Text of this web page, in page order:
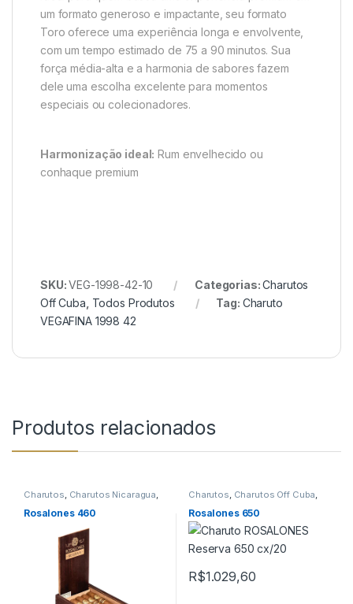
um formato generoso e impactante, seu formato
Toro oferece uma experiência longa e envolvente,
com um tempo estimado de 75 a 90 minutos. Sua
força média-alta e a harmonia de sabores fazem
dele uma escolha excelente para momentos
especiais ou colecionadores.
Harmonização ideal: Rum envelhecido ou
conhaque premium
SKU:VEG-1998-42-10 Categorias:Charutos
Off Cuba Todos Produtos Tag: Charuto
VEGAFINA 1998 42
Produtos relacionados
Charutos Charutos Nicaragua
Charutos Off Cuba
Rosalones 460
Charutos Charutos Off Cuba
Rosalones
Rosalones 650
R$1.029,60